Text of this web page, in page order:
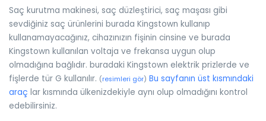
Saç kurutma makinesi, saç düzleştirici, saç maşası gibi
sevdiğiniz saç ürünlerini burada Kingstown kullanıp
kullanamayacağınız, cihazınızın fişinin cinsine ve burada
Kingstown kullanılan voltaja ve frekansa uygun olup
olmadığına bağlıdır. buradaki Kingstown elektrik prizlerde ve
fişlerde tür G kullanılır. (resimleri gör) Bu sayfanın üst kısmındaki
araç lar kısmında ülkenizdekiyle aynı olup olmadığını kontrol
edebilirsiniz.